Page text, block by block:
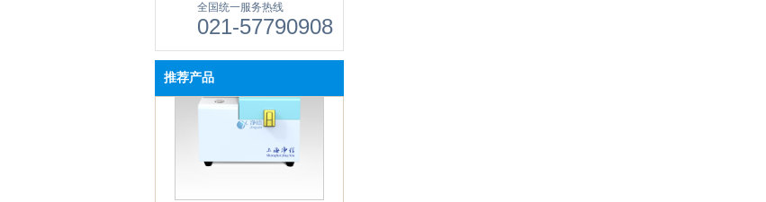
全国统一服务热线
021-57790908
推荐产品
便携式研磨仪 JXMF-06